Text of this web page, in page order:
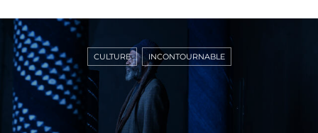
CULTURE INCONTOURNABLE